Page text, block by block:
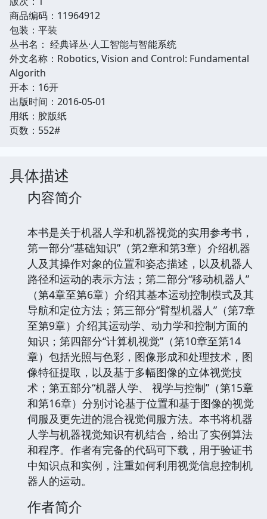
商品编码：11964912
包装：平装
丛书名： 经典译丛·人工智能与智能系统
外文名称：Robotics, Vision and Control: Fundamental
Algorith
开本：16开
出版时间：2016-05-01
用纸：胶版纸
页数：552#
具体描述
内容简介
本书是关于机器人学和机器视觉的实用参考书，
第一部分“基础知识”（第2章和第3章）介绍机器
人及其操作对象的位置和姿态描述，以及机器人
路径和运动的表示方法；第二部分“移动机器人”
（第4章至第6章）介绍其基本运动控制模式及其
导航和定位方法；第三部分“臂型机器人”（第7章
至第9章）介绍其运动学、动力学和控制方面的
知识；第四部分“计算机视觉”（第10章至第14
章）包括光照与色彩，图像形成和处理技术，图
像特征提取，以及基于多幅图像的立体视觉技
术；第五部分“机器人学、 视学与控制”（第15章
和第16章）分别讨论基于位置和基于图像的视觉
伺服及更先进的混合视觉伺服方法。本书将机器
人学与机器视觉知识有机结合，给出了实例算法
和程序。作者有完备的代码可下载，用于验证书
中知识点和实例，注重如何利用视觉信息控制机
器人的运动。
作者简介